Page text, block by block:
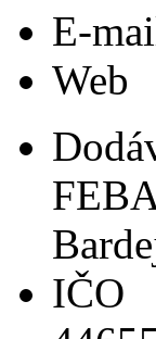
E-
Web
IČO